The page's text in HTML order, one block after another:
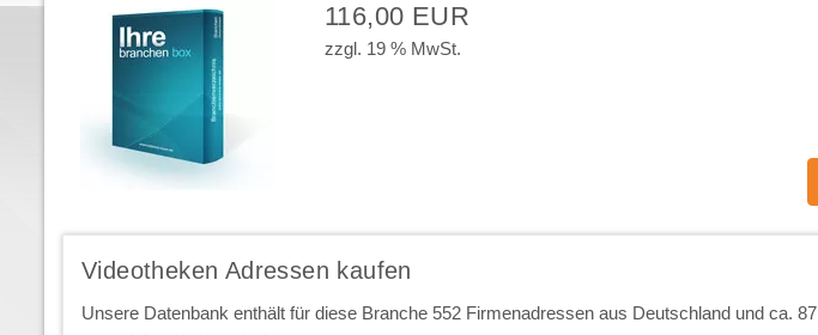
116,00 EUR
zzgl. 19 % MwSt.
Videotheken Adressen kaufen
Unsere Datenbank enthält für diese Branche 552 Firmenadressen aus Deutschland und ca. 87